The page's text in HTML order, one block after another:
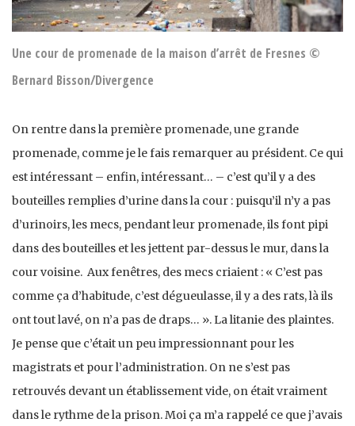
Une cour de promenade de la maison d’arrêt de Fresnes ©
Bernard Bisson/Divergence
On rentre dans la première promenade, une grande
promenade, comme je le fais remarquer au président. Ce qui
est intéressant – enfin, intéressant… – c’est qu’il y a des
bouteilles remplies d’urine dans la cour : puisqu’il n’y a pas
d’urinoirs, les mecs, pendant leur promenade, ils font pipi
dans des bouteilles et les jettent par-dessus le mur, dans la
cour voisine. Aux fenêtres, des mecs criaient : « C’est pas
comme ça d’habitude, c’est dégueulasse, il y a des rats, là ils
ont tout lavé, on n’a pas de draps… ». La litanie des plaintes.
Je pense que c’était un peu impressionnant pour les
magistrats et pour l’administration. On ne s’est pas
retrouvés devant un établissement vide, on était vraiment
dans le rythme de la prison. Moi ça m’a rappelé ce que j’avais